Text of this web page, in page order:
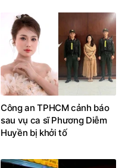
Công an TPHCM cảnh báo
sau vụ ca sĩ Phương Diễm
Huyền bị khởi tố